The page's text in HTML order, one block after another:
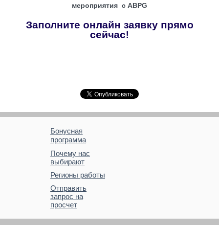
мероприятия с ABPG
Заполните онлайн заявку прямо
сейчас!
Бонусная
программа
Почему нас
выбирают
Регионы работы
Отправить
запрос на
просчет